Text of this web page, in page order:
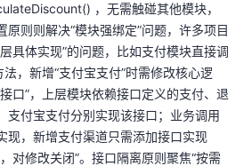
，无需触碰其他模块，
则则解决“模块强绑定”问题，许多项目
具体实现”的问题，比如支付模块直接调
法，新增“支付宝支付”时需修改核心逻
口”，上层模块依赖接口定义的支付、退
支付宝支付分别实现该接口；业务调用
现，新增支付渠道只需添加接口实现
对修改关闭”。接口隔离原则聚焦“按需